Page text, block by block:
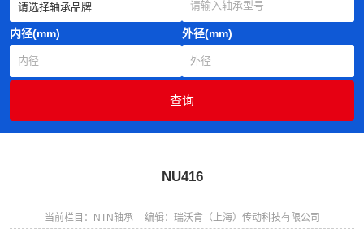
内径(mm) 外径(mm)
NU416
当前栏目：NTN轴承 编辑：瑞沃肯（上海）传动科技有限公司